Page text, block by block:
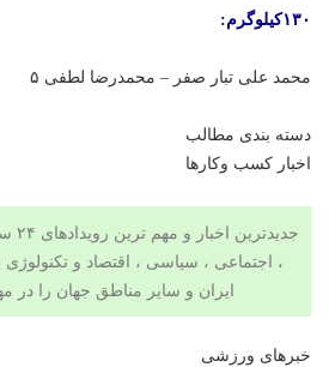
۱۳۰کیلوگرم:
محمد علی تبار صفر – محمدرضا لطفی ۵
دسته بندی مطالب
اخبار کسب وکارها
، اجتماعی ، سیاسی ، اقتصاد و تکنولوژی
ایران و سایر مناطق جهان را در
خبرهای ورزشی